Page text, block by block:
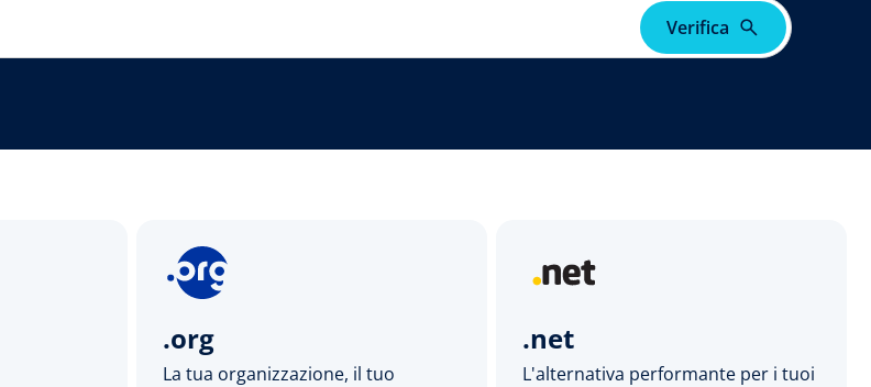
Verifica
.org
La tua organizzazione, il tuo
.net
L'alternativa performante per i tuoi